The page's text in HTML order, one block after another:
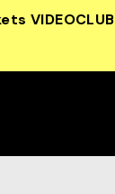
VIDEOCLUB